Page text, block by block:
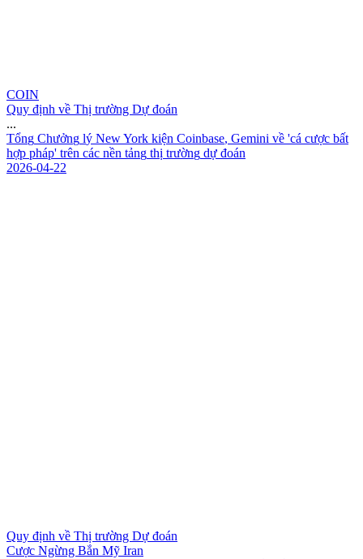
COIN
Quy định về Thị trường Dự đoán
...
Tổng Chưởng lý NewYork kiện Coinbase, Gemini về 'cá cược bất
hợp pháp' trên các nền tảng thị trường dự đoán
2026-04-22
Quy định về Thị trường Dự đoán
Cược Ngừng Bắn Mỹ Iran